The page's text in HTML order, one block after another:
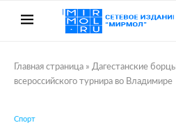
Главная страница » Дагестанские
всероссийского турнира во Владимире
Спорт